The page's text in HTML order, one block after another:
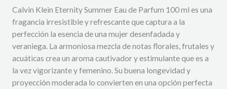
Calvin Klein Eternity Summer Eau de Parfum 100 ml es una
fragancia irresistible y refrescante que captura a la
perfección la esencia de una mujer desenfadada y
veraniega. La armoniosa mezcla de notas florales, frutales y
acuáticas crea un aroma cautivador y estimulante que es a
la vez vigorizante y femenino. Su buena longevidad y
proyección moderada lo convierten en una opción perfecta